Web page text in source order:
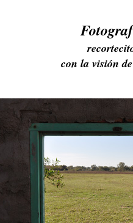
con la visión